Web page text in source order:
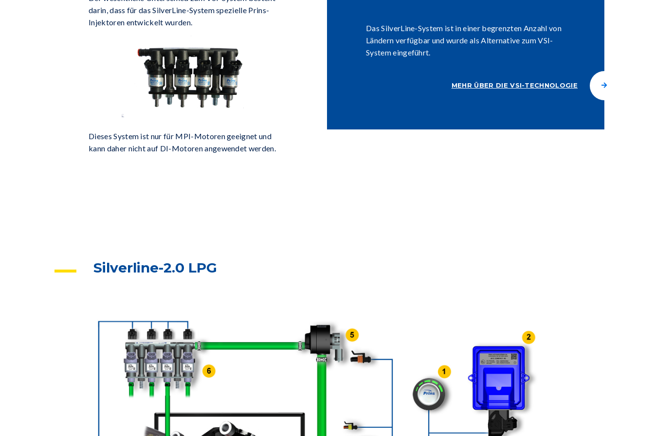
darin, dass für das SilverLine-System spezielle Prins-
Injektoren entwickelt wurden.
Dieses System ist nur für MPI-Motoren geeignet und
kann daher nicht auf DI-Motoren angewendet werden.
Das SilverLine-System ist in einer begrenzten Anzahl von
Ländern verfügbar und wurde als Alternative zum VSI-
System eingeführt.
MEHR ÜBER DIE VSI-TECHNOLOGIE
Silverline-2.0 LPG